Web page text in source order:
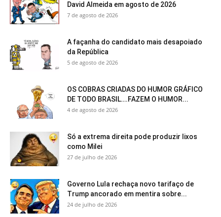
David Almeida em agosto de 2026
7 de agosto de 2026
A façanha do candidato mais desapoiado
da República
5 de agosto de 2026
OS COBRAS CRIADAS DO HUMOR GRÁFICO
DE TODO BRASIL….FAZEM O HUMOR...
4 de agosto de 2026
Só a extrema direita pode produzir lixos
como Milei
27 de julho de 2026
Governo Lula rechaça novo tarifaço de
Trump ancorado em mentira sobre...
24 de julho de 2026